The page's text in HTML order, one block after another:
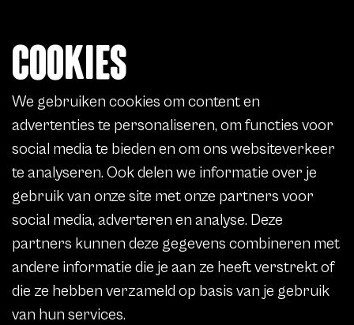
COOKIES
We gebruiken cookies om content en
advertenties te personaliseren, om functies voor
social media te bieden en om ons websiteverkeer
te analyseren. Ook delen we informatie over je
gebruik van onze site met onze partners voor
social media, adverteren en analyse. Deze
partners kunnen deze gegevens combineren met
andere informatie die je aan ze heeft verstrekt of
die ze hebben verzameld op basis van je gebruik
van hun services.